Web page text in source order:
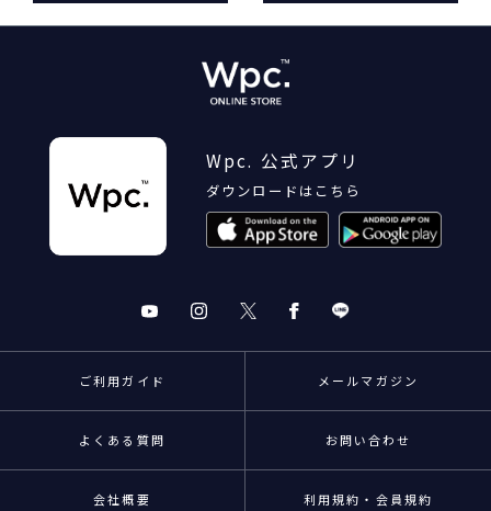
Wpc. 公式アプリ
ダウンロードはこちら
ご利用ガイド メールマガジン
よくある質問 お問い合わせ
会社概要 利用規約・会員規約